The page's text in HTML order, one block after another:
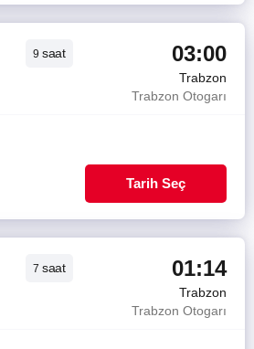
9 saat 03:00
Trabzon
Trabzon Otogarı
Tarih Seç
7 saat 01:14
Trabzon
Trabzon Otogarı